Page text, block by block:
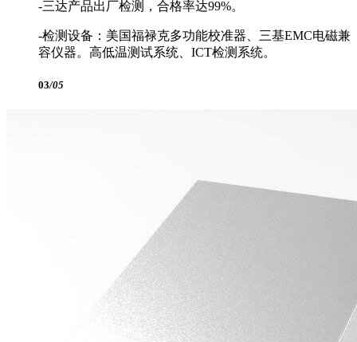
-三达产品出厂检测，合格率达99%。
-检测设备：美国福禄克多功能校准器、三基EMC电磁兼
容仪器。高低温测试系统、ICT检测系统。
03/05